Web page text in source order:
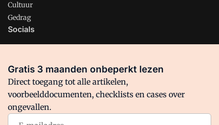
Cultuur
Gedrag
Socials
Facebook
Arbo is onderdeel van VMN media. Lees inons manifestwaar
Gratis 3 maanden onbeperkt lezen
Direct toegang tot alle artikelen,
voorbeelddocumenten, checklists en cases over
ongevallen.